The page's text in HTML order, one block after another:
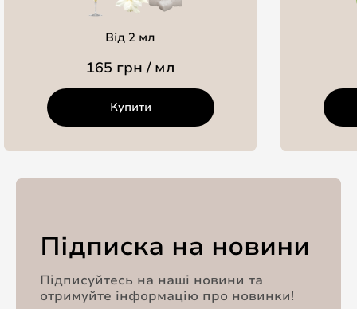
Від 2 мл
165 грн / мл
Купити
Підписка на новини
Підписуйтесь на наші новини та
отримуйте інформацію про новинки!